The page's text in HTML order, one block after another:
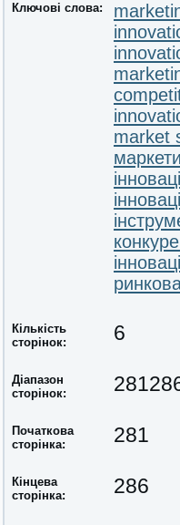
Ключові слова:
market
Кількість
сторінок:
6
Діапазон
сторінок:
Початкова
сторінка:
281
Кінцева
сторінка:
286